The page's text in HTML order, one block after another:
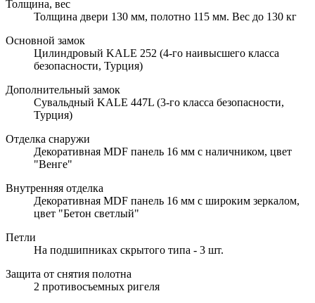
Толщина, вес
Толщина двери 130 мм, полотно 115 мм. Вес до 130 кг
Основной замок
Цилиндровый KALE 252 (4-го наивысшего класса
безопасности, Турция)
Дополнительный замок
Сувальдный KALE 447L (3-го класса безопасности,
Турция)
Отделка снаружи
Декоративная MDF панель 16 мм с наличником, цвет
"Венге"
Внутренняя отделка
Декоративная MDF панель 16 мм с широким зеркалом,
цвет "Бетон светлый"
Петли
На подшипниках скрытого типа - 3 шт.
Защита от снятия полотна
2 противосъемных ригеля